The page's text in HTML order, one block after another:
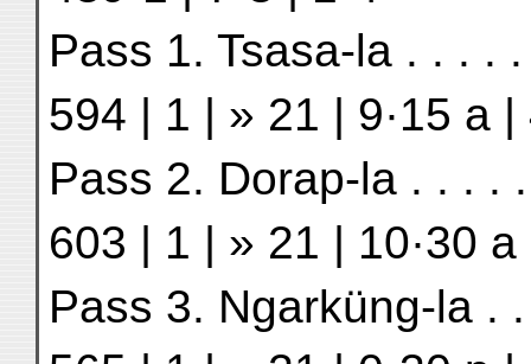
Pass 1. Tsasa-la . . . . .
594 | 1 | » 21 | 9·15 a |
Pass 2. Dorap-la . . . . .
603 | 1 | » 21 | 10·30 a
Pass 3. Ngarküng-la . .